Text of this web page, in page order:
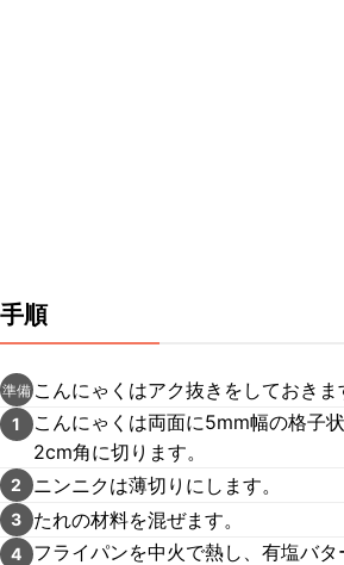
手順
準備 こんにゃくはアク抜きをしておきま
1
こんにゃくは両面に5mm幅の格子
2cm角に切ります。
2 ニンニクは薄切りにします。
3 たれの材料を混ぜます。
4
フライパンを中火で熱し、有塩バ